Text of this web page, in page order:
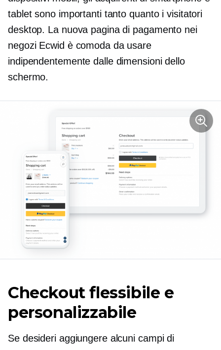
tablet sono importanti tanto quanto i visitatori
desktop. La nuova pagina di pagamento nei
negozi Ecwid è comoda da usare
indipendentemente dalle dimensioni dello
schermo.
Checkout flessibile e
personalizzabile
Se desideri aggiungere alcuni campi di